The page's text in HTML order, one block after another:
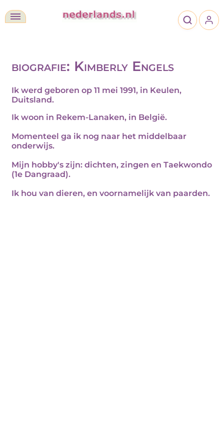
biografie: Kimberly Engels
Ik werd geboren op 11 mei 1991, in Keulen,
Duitsland.
Ik woon in Rekem-Lanaken, in België.
Momenteel ga ik nog naar het middelbaar
onderwijs.
Mijn hobby's zijn: dichten, zingen en Taekwondo
(1e Dangraad).
Ik hou van dieren, en voornamelijk van paarden.